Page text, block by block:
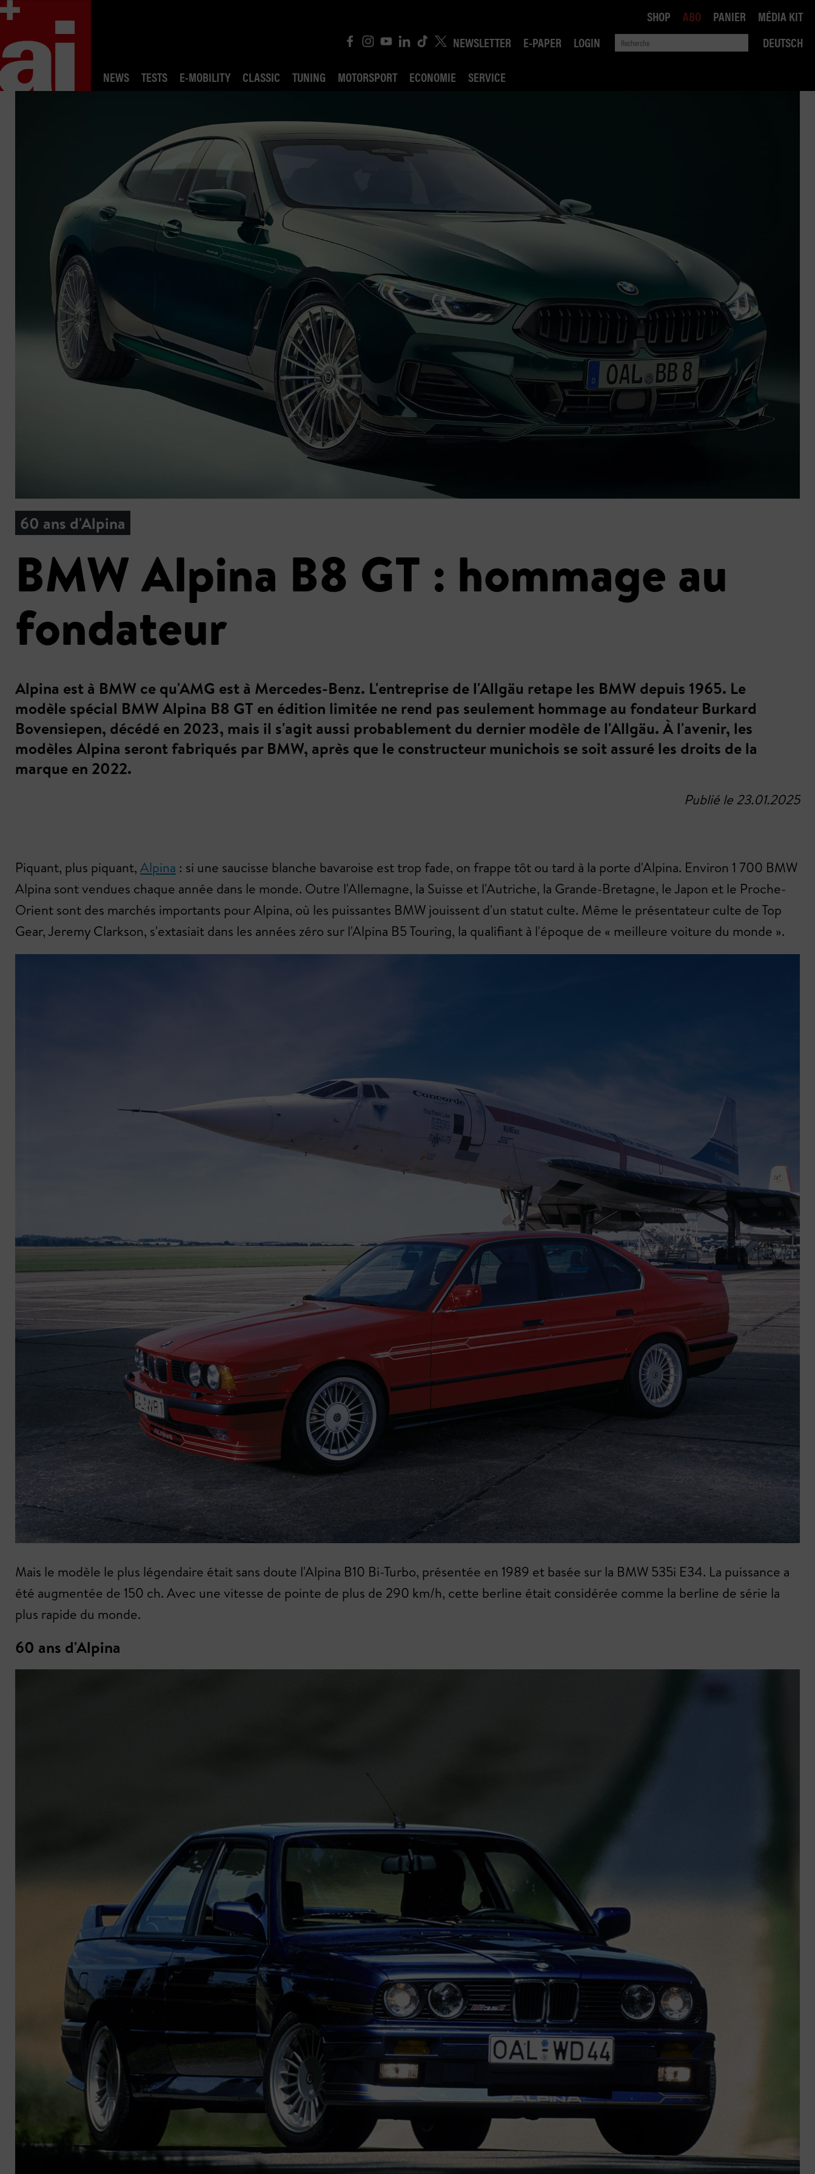
NEWSLETTER E-PAPER LOGIN
DEUTSCH
NEWS
TESTS E-MOBILITY CLASSIC TUNING MOTORSPORT ECONOMIE SERVICE
POLITIQUE DES TRANSPORTS
COMPÉTITION
SHOP ABO PANIER MÉDIA KIT
60 ans d'Alpina
BMW Alpina B8 GT : hommage au
fondateur
Alpina est à BMW ce qu'AMG est à Mercedes-Benz. L'entreprise de l'Allgäu retape les BMW depuis 1965. Le
modèle spécial BMW Alpina B8 GT en édition limitée ne rend pas seulement hommage au fondateur Burkard
Bovensiepen, décédé en 2023, mais il s'agit aussi probablement du dernier modèle de l'Allgäu. À l'avenir, les
modèles Alpina seront fabriqués par BMW, après que le constructeur munichois se soit assuré les droits de la
marque en 2022.
Publié le 23.01.2025
Piquant, plus piquant, Alpina : si une saucisse blanche bavaroise est trop fade, on frappe tôt ou tard à la porte d'Alpina. Environ 1 700 BMW
Alpina sont vendues chaque année dans le monde. Outre l'Allemagne, la Suisse et l'Autriche, la Grande-Bretagne, le Japon et le Proche-
Orient sont des marchés importants pour Alpina, où les puissantes BMW jouissent d'un statut culte. Même le présentateur culte de Top
Gear, Jeremy Clarkson, s'extasiait dans les années zéro sur l'Alpina B5 Touring, la qualifiant à l'époque de « meilleure voiture du monde ».
Mais le modèle le plus légendaire était sans doute l'Alpina B10 Bi-Turbo, présentée en 1989 et basée sur la BMW 535i E34. La puissance a
été augmentée de 150 ch. Avec une vitesse de pointe de plus de 290 km/h, cette berline était considérée comme la berline de série la
plus rapide du monde.
60 ans d'Alpina